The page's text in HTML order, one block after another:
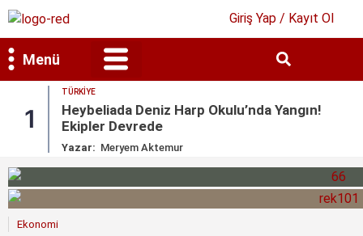
Giriş Yap / Kayıt Ol
Menü
1
TÜRKIYE
Heybeliada Deniz Harp Okulu’nda Yangın!
Ekipler Devrede
Yazar: Meryem Aktemur
Ekonomi